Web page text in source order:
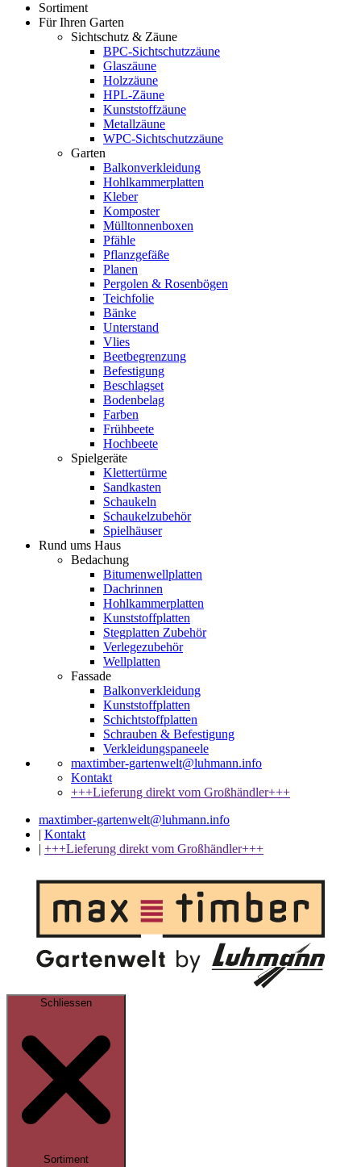
Sortiment
Für Ihren Garten
Sichtschutz & Zäune
BPC-Sichtschutzzäune
Glaszäune
Holzzäune
HPL-Zäune
Kunststoffzäune
Metallzäune
WPC-Sichtschutzzäune
Garten
Balkonverkleidung
Hohlkammerplatten
Kleber
Komposter
Mülltonnenboxen
Pfähle
Pflanzgefäße
Planen
Pergolen & Rosenbögen
Teichfolie
Bänke
Unterstand
Vlies
Beetbegrenzung
Befestigung
Beschlagset
Bodenbelag
Farben
Frühbeete
Hochbeete
Spielgeräte
Klettertürme
Sandkasten
Schaukeln
Schaukelzubehör
Spielhäuser
Rund ums Haus
Bedachung
Bitumenwellplatten
Dachrinnen
Hohlkammerplatten
Kunststoffplatten
Stegplatten Zubehör
Verlegezubehör
Wellplatten
Fassade
Balkonverkleidung
Kunststoffplatten
Schichtstoffplatten
Schrauben & Befestigung
Verkleidungspaneele
maxtimber-gartenwelt@luhmann.info
Kontakt
+++Lieferung direkt vom Großhändler+++
maxtimber-gartenwelt@luhmann.info
| Kontakt
| +++Lieferung direkt vom Großhändler+++
Schliessen
Sortiment